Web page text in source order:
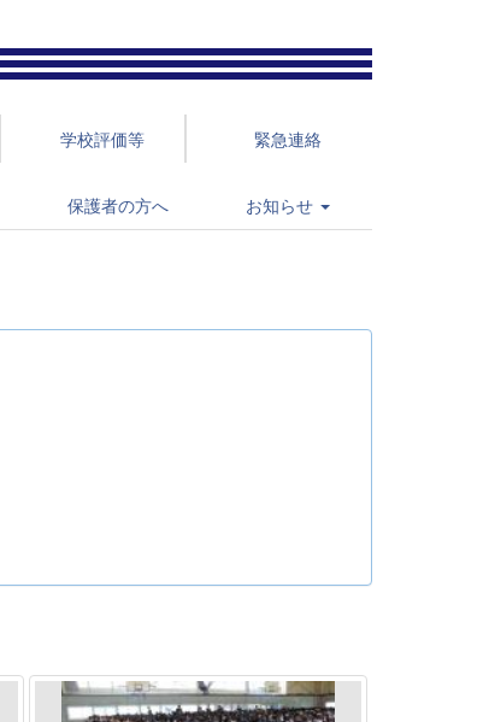
学校評価等 緊急連絡
保護者の方へ お知らせ